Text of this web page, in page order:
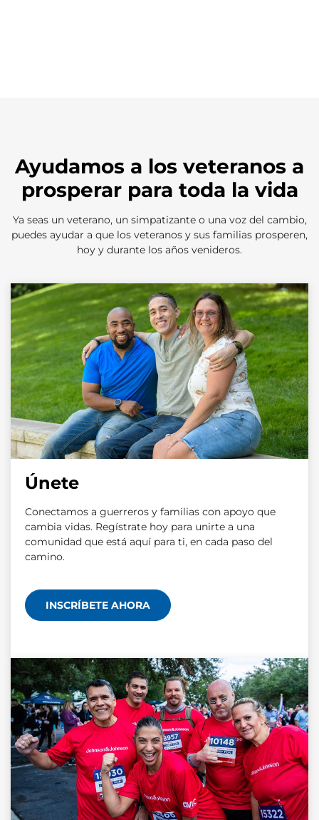
Ayudamos a los veteranos a
prosperar para toda la vida
Ya seas un veterano, un simpatizante o una voz del cambio,
puedes ayudar a que los veteranos y sus familias prosperen,
hoy y durante los años venideros.
Únete
Conectamos a guerreros y familias con apoyo que
cambia vidas. Regístrate hoy para unirte a una
comunidad que está aquí para ti, en cada paso del
camino.
INSCRÍBETE AHORA